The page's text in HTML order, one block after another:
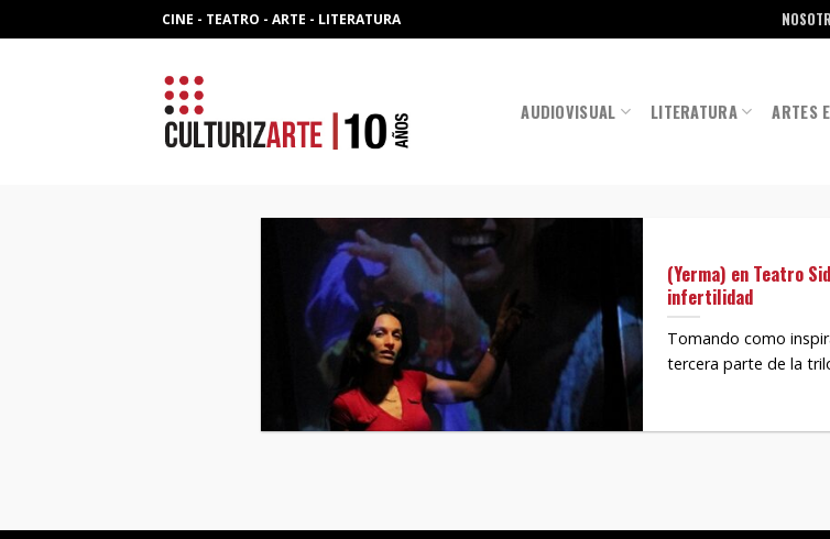
to
CINE - TEATRO - ARTE - LITERATURA
AUDIOVISUAL LITERATURA ARTES
(Yerma) en Teatro
infertilidad
Tomando como
tercera parte de la